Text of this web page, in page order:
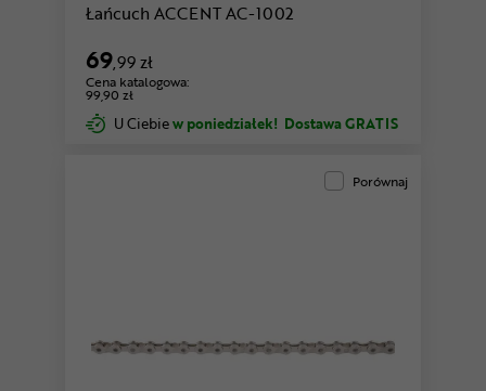
Łańcuch ACCENT AC-1002
69,99 zł
Cena katalogowa:
99,90 zł
U Ciebiew poniedziałek! Dostawa GRATIS
Porównaj